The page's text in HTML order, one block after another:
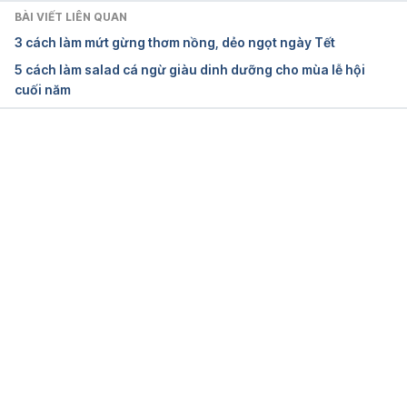
http://fruitsandveggies.org/fruits-and-
veggies/green-beans/
BÀI VIẾT LIÊN QUAN
3 cách làm mứt gừng thơm nồng, dẻo ngọt ngày Tết
5 cách làm salad cá ngừ giàu dinh dưỡng cho mùa lễ hội
cuối năm